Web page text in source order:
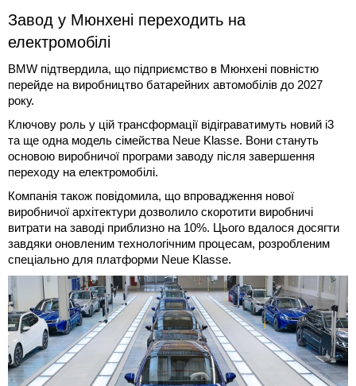
Завод у Мюнхені переходить на
електромобілі
BMW підтвердила, що підприємство в Мюнхені повністю
перейде на виробництво батарейних автомобілів до 2027
року.
Ключову роль у цій трансформації відіграватимуть новий i3
та ще одна модель сімейства Neue Klasse. Вони стануть
основою виробничої програми заводу після завершення
переходу на електромобілі.
Компанія також повідомила, що впровадження нової
виробничої архітектури дозволило скоротити виробничі
витрати на заводі приблизно на 10%. Цього вдалося досягти
завдяки оновленим технологічним процесам, розробленим
спеціально для платформи Neue Klasse.